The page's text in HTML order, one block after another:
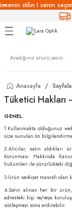
senin stilin I senin
Anasayfa
Tüketici Hakları
GENEL:
1.Kullanmakta olduğunuz
size sunulan ön bilgilendirme
2.Alıcılar, satın aldıkları
Korunması Hakkında
hükümleri ile yürürlükteki
3.Ürün sevkiyat masrafı olan
4.Satın alınan her bir
adresteki kişi ve/veya
sözleşmeyi sona erdirebilir.